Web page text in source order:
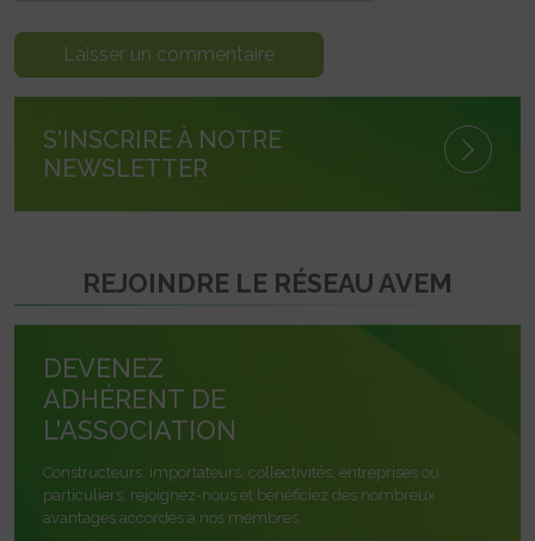
S'INSCRIRE À NOTRE
NEWSLETTER
REJOINDRE LE RÉSEAU AVEM
DEVENEZ
ADHÉRENT DE
L'ASSOCIATION
Constructeurs, importateurs, collectivités, entreprises ou
particuliers, rejoignez-nous et bénéficiez des nombreux
avantages accordés à nos membres.